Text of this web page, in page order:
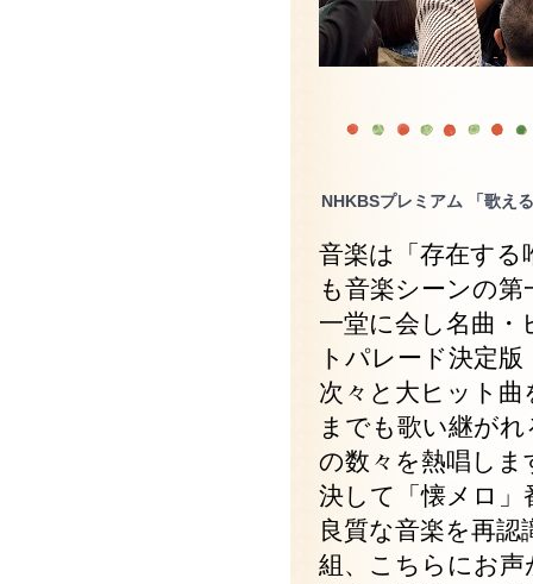
NHKBSプレミアム 「歌え
音楽は「存在す
も音楽シーンの
一堂に会し名曲
トパレード決定版
次々と大ヒット
までも歌い継が
の数々を熱唱しま
決して「懐メロ
良質な音楽を再
組、こちらにお